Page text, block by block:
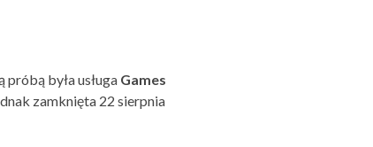
była usługa Games
zamknięta 22 sierpnia